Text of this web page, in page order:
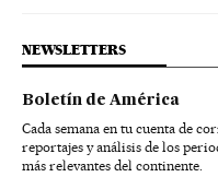
NEWSLETTERS
Boletín de América
Cada semana en tu cuenta de
reportajes y análisis de los
más relevantes del continente.